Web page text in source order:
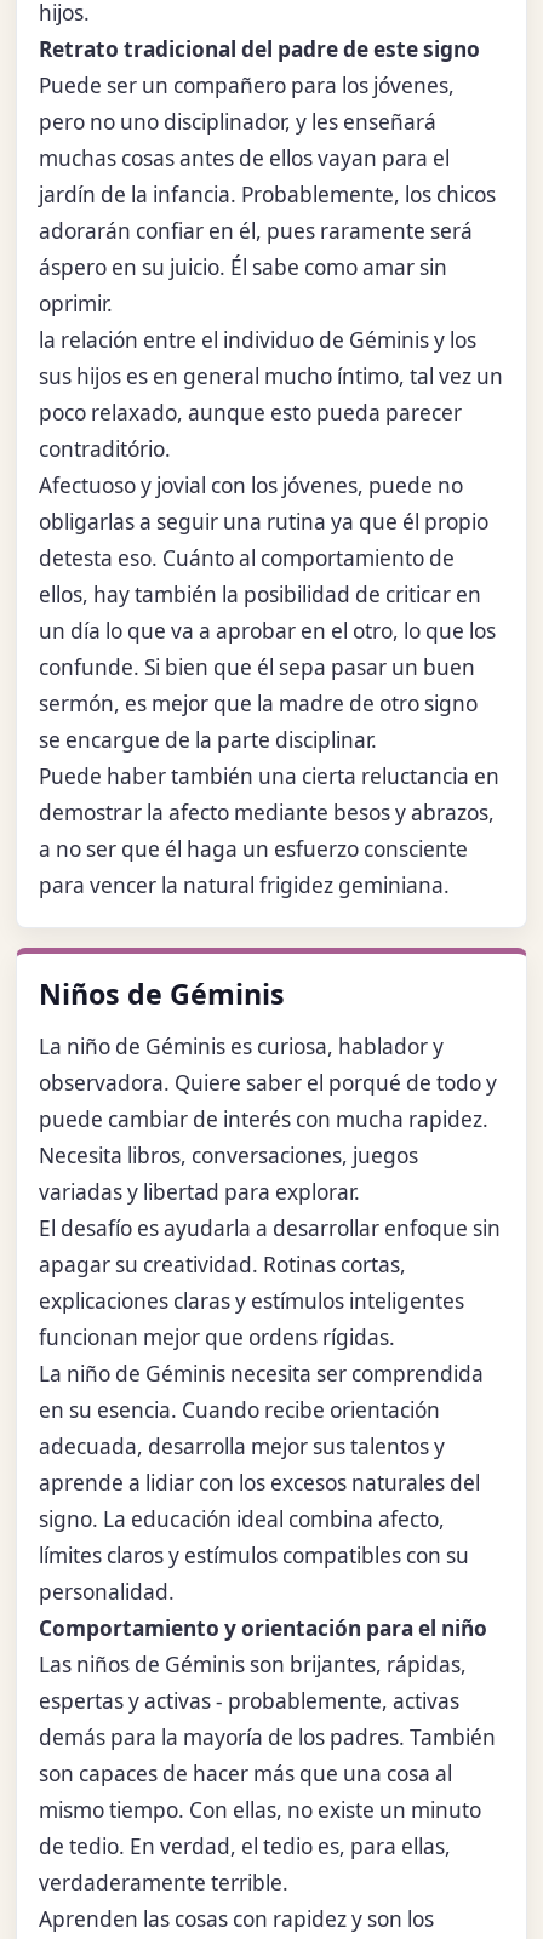
hijos.
Retrato tradicional del padre de este signo
Puede ser un compañero para los jóvenes,
pero no uno disciplinador, y les enseñará
muchas cosas antes de ellos vayan para el
jardín de la infancia. Probablemente, los chicos
adorarán confiar en él, pues raramente será
áspero en su juicio. Él sabe como amar sin
oprimir.
la relación entre el individuo de Géminis y los
sus hijos es en general mucho íntimo, tal vez un
poco relaxado, aunque esto pueda parecer
contraditório.
Afectuoso y jovial con los jóvenes, puede no
obligarlas a seguir una rutina ya que él propio
detesta eso. Cuánto al comportamiento de
ellos, hay también la posibilidad de criticar en
un día lo que va a aprobar en el otro, lo que los
confunde. Si bien que él sepa pasar un buen
sermón, es mejor que la madre de otro signo
se encargue de la parte disciplinar.
Puede haber también una cierta reluctancia en
demostrar la afecto mediante besos y abrazos,
a no ser que él haga un esfuerzo consciente
para vencer la natural frigidez geminiana.
Niños de Géminis
La niño de Géminis es curiosa, hablador y
observadora. Quiere saber el porqué de todo y
puede cambiar de interés con mucha rapidez.
Necesita libros, conversaciones, juegos
variadas y libertad para explorar.
El desafío es ayudarla a desarrollar enfoque sin
apagar su creatividad. Rotinas cortas,
explicaciones claras y estímulos inteligentes
funcionan mejor que ordens rígidas.
La niño de Géminis necesita ser comprendida
en su esencia. Cuando recibe orientación
adecuada, desarrolla mejor sus talentos y
aprende a lidiar con los excesos naturales del
signo. La educación ideal combina afecto,
límites claros y estímulos compatibles con su
personalidad.
Comportamiento y orientación para el niño
Las niños de Géminis son brijantes, rápidas,
espertas y activas - probablemente, activas
demás para la mayoría de los padres. También
son capaces de hacer más que una cosa al
mismo tiempo. Con ellas, no existe un minuto
de tedio. En verdad, el tedio es, para ellas,
verdaderamente terrible.
Aprenden las cosas con rapidez y son los